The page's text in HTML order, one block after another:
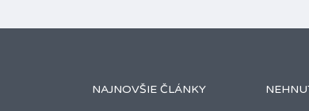
NAJNOVŠIE ČLÁNKY